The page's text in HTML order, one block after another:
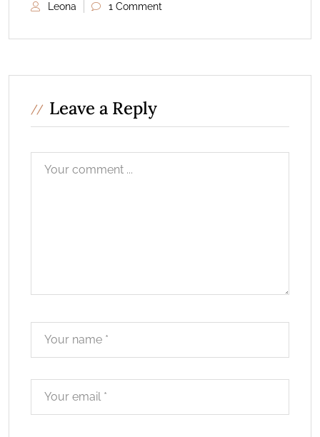
Leona 1 Comment
Leave a Reply